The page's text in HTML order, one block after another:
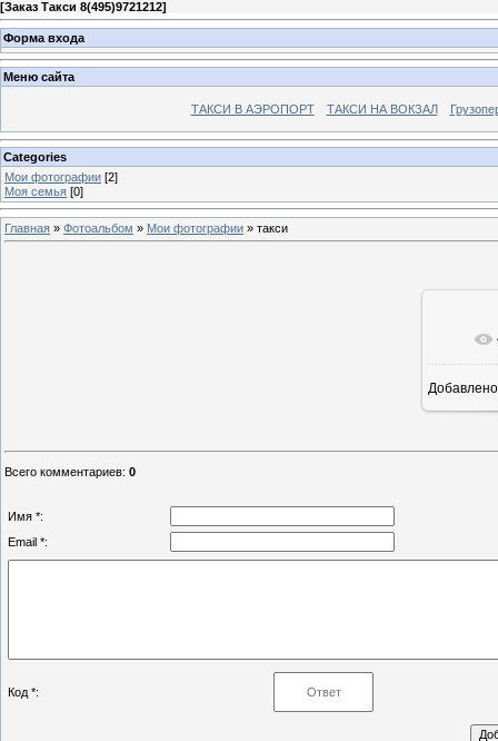
[Заказ Такси 8(495)9721212]
Форма входа
Меню сайта
ТАКСИ В АЭРОПОРТ ТАКСИ НА ВОКЗАЛ
Categories
Мои фотографии [2]
Моя семья [0]
Главная » Фотоальбом » Мои фотографии » такси
Добавлено
Всего комментариев: 0
Имя *:
Email *:
Код *: